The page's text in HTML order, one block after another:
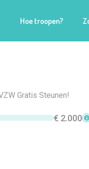
Hoe troopen?
Gratis Steunen!
€ 2.000